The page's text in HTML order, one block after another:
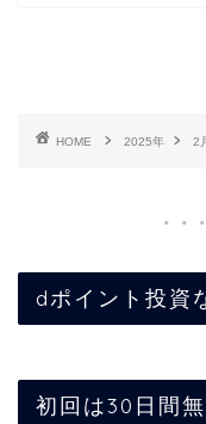
HOME 2025年 2
dポイント投資
初回は30日間